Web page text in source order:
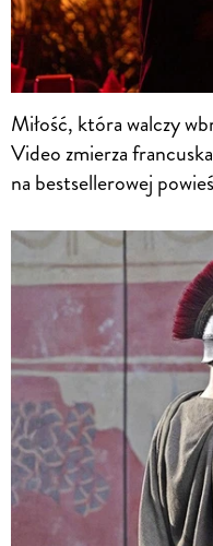
Miłość, która walczy
Video zmierza
na bestsellerowej